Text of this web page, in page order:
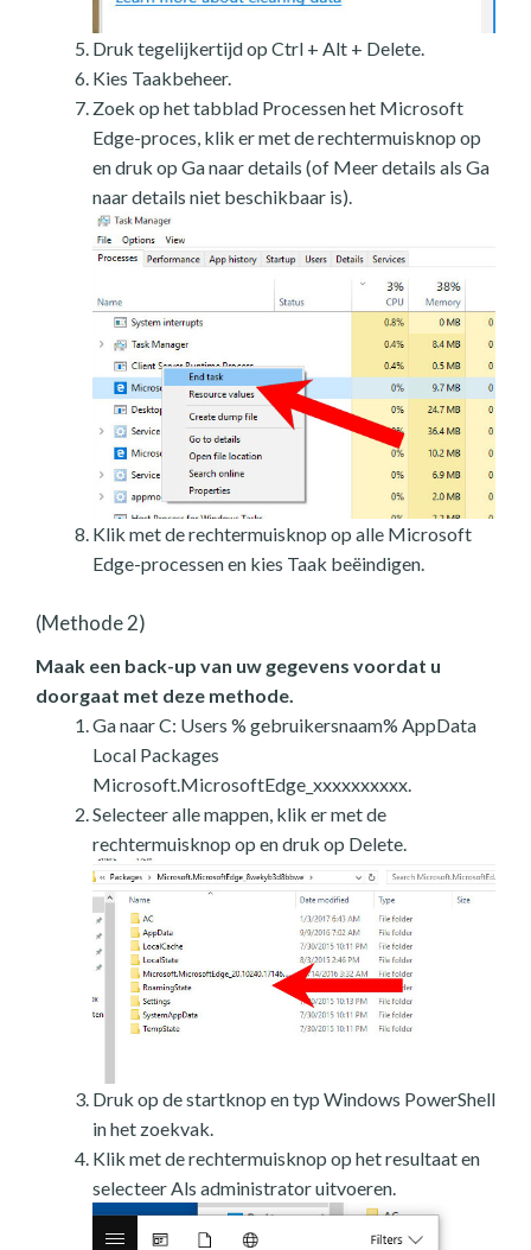
Druk tegelijkertijd op Ctrl + Alt + Delete.
Kies Taakbeheer.
Zoek op het tabblad Processen het Microsoft
Edge-proces, klik er met de rechtermuisknop op
en druk op Ga naar details (of Meer details als Ga
naar details niet beschikbaar is).
Klik met de rechtermuisknop op alle Microsoft
Edge-processen en kies Taak beëindigen.
(Methode 2)
Maak een back-up van uw gegevens voordat u
doorgaat met deze methode.
Ga naar C: Users % gebruikersnaam% AppData
Local Packages
Microsoft.MicrosoftEdge_xxxxxxxxxx.
Selecteer alle mappen, klik er met de
rechtermuisknop op en druk op Delete.
Druk op de startknop en typ Windows PowerShell
in het zoekvak.
Klik met de rechtermuisknop op het resultaat en
selecteer Als administrator uitvoeren.